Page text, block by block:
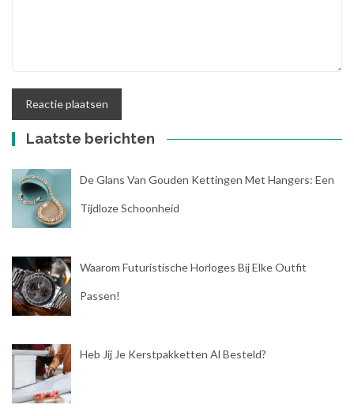
Laatste berichten
De Glans Van Gouden Kettingen Met Hangers: Een
Tijdloze Schoonheid
Waarom Futuristische Horloges Bij Elke Outfit
Passen!
Heb Jij Je Kerstpakketten Al Besteld?